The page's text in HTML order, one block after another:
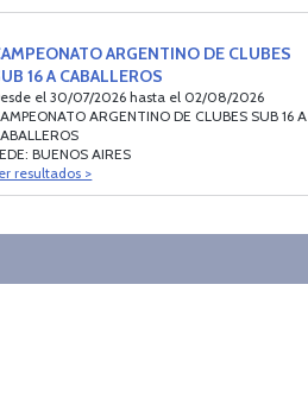
ARGENTINO DE CLUBES
16 A CABALLEROS
el 30/07/2026 hasta el 02/08/2026
ARGENTINO DE CLUBES SUB 16 A
BUENOS AIRES
resultados >